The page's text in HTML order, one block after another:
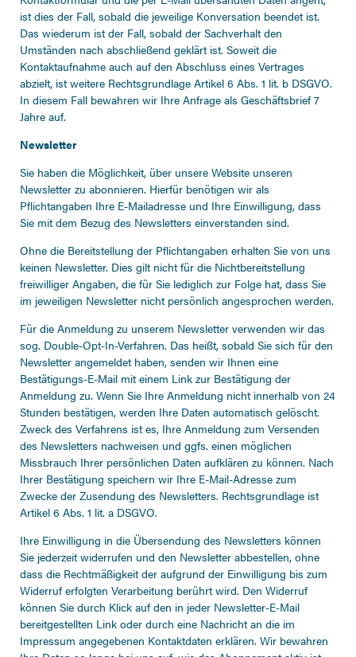
ist dies der Fall, sobald die jeweilige Konversation beendet ist.
Das wiederum ist der Fall, sobald der Sachverhalt den
Umständen nach abschließend geklärt ist. Soweit die
Kontaktaufnahme auch auf den Abschluss eines Vertrages
abzielt, ist weitere Rechtsgrundlage Artikel 6 Abs. 1 lit. b DSGVO.
In diesem Fall bewahren wir Ihre Anfrage als Geschäftsbrief 7
Jahre auf.
Newsletter
Sie haben die Möglichkeit, über unsere Website unseren
Newsletter zu abonnieren. Hierfür benötigen wir als
Pflichtangaben Ihre E-Mailadresse und Ihre Einwilligung, dass
Sie mit dem Bezug des Newsletters einverstanden sind.
Ohne die Bereitstellung der Pflichtangaben erhalten Sie von uns
keinen Newsletter. Dies gilt nicht für die Nichtbereitstellung
freiwilliger Angaben, die für Sie lediglich zur Folge hat, dass Sie
im jeweiligen Newsletter nicht persönlich angesprochen werden.
Für die Anmeldung zu unserem Newsletter verwenden wir das
sog. Double-Opt-In-Verfahren. Das heißt, sobald Sie sich für den
Newsletter angemeldet haben, senden wir Ihnen eine
Bestätigungs-E-Mail mit einem Link zur Bestätigung der
Anmeldung zu. Wenn Sie Ihre Anmeldung nicht innerhalb von 24
Stunden bestätigen, werden Ihre Daten automatisch gelöscht.
Zweck des Verfahrens ist es, Ihre Anmeldung zum Versenden
des Newsletters nachweisen und ggfs. einen möglichen
Missbrauch Ihrer persönlichen Daten aufklären zu können. Nach
Ihrer Bestätigung speichern wir Ihre E-Mail-Adresse zum
Zwecke der Zusendung des Newsletters. Rechtsgrundlage ist
Artikel 6 Abs. 1 lit. a DSGVO.
Ihre Einwilligung in die Übersendung des Newsletters können
Sie jederzeit widerrufen und den Newsletter abbestellen, ohne
dass die Rechtmäßigkeit der aufgrund der Einwilligung bis zum
Widerruf erfolgten Verarbeitung berührt wird. Den Widerruf
können Sie durch Klick auf den in jeder Newsletter-E-Mail
bereitgestellten Link oder durch eine Nachricht an die im
Impressum angegebenen Kontaktdaten erklären. Wir bewahren